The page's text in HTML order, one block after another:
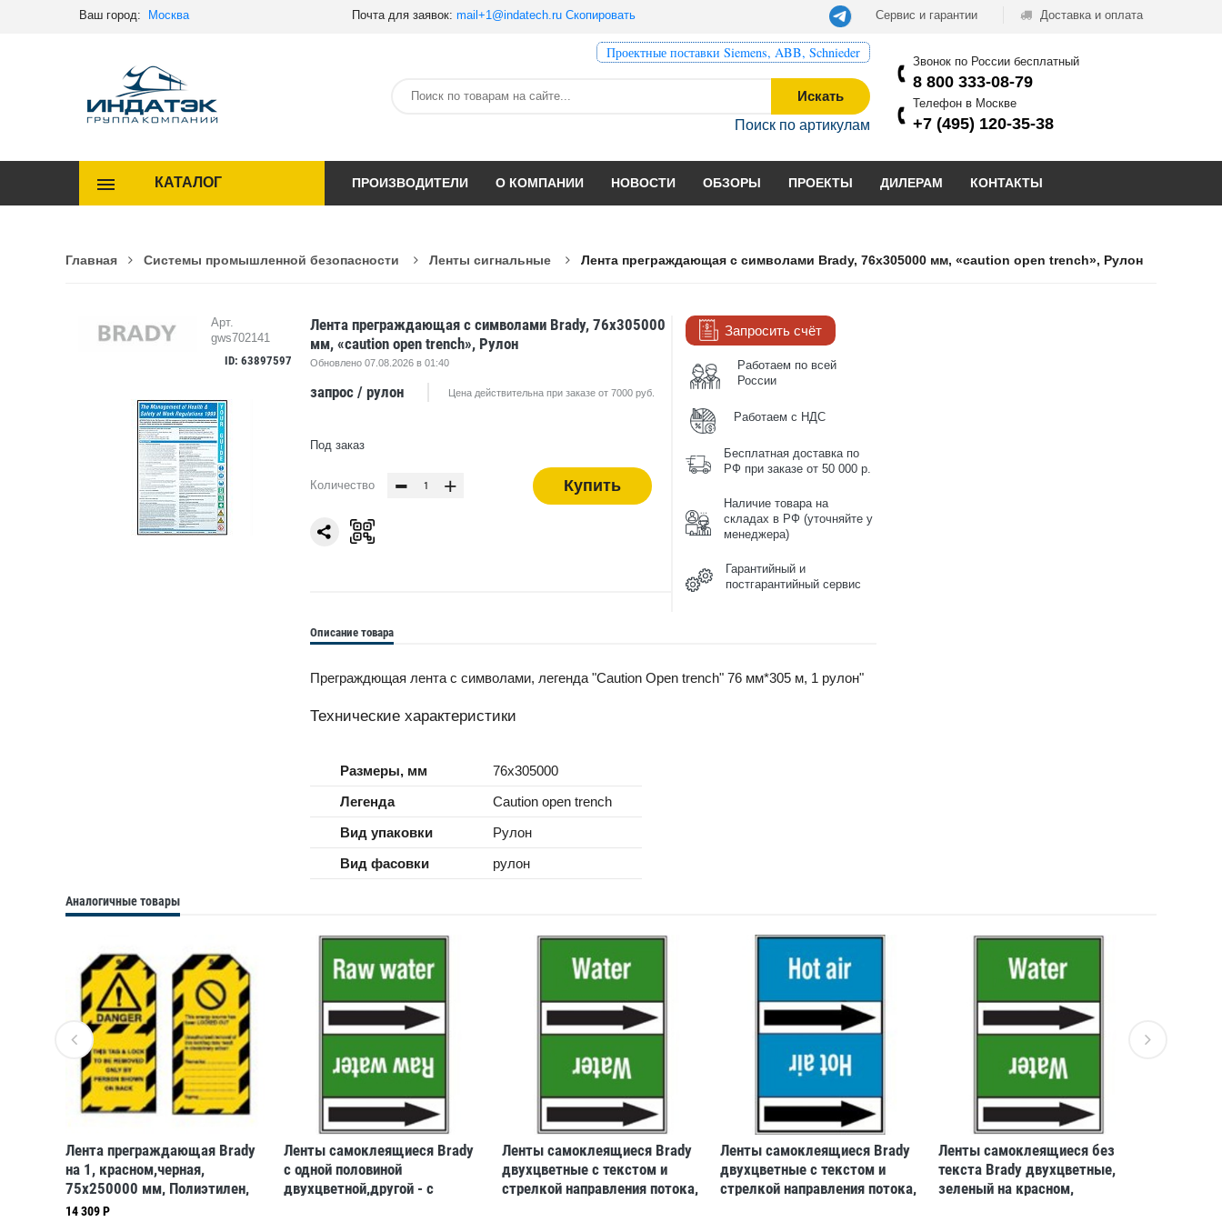
Ваш город: Москва Почта для заявок: mail+1@indatech.ru Скопировать Сервис и гарантии Доставка и оплата
Проектные поставки Siemens, ABB, Schnieder
Искать
Поиск по артикулам
Звонок по России бесплатный
8 800 333-08-79
Телефон в Москве
+7 (495) 120-35-38
КАТАЛОГ ПРОИЗВОДИТЕЛИ О КОМПАНИИ НОВОСТИ ОБЗОРЫ ПРОЕКТЫ ДИЛЕРАМ КОНТАКТЫ
Главная Системы промышленной безопасности Ленты сигнальные Лента преграждающая с символами Brady, 76x305000 мм, «caution open trench», Рулон
Арт.
gws702141
ID: 63897597
Лента преграждающая с символами Brady, 76x305000
мм, «caution open trench», Рулон
Обновлено 07.08.2026 в 01:40
запрос/ рулон Цена действительна при заказе от 7000 руб.
Под заказ
Количество - + Купить
Запросить счёт
Работаем по всей
России
Работаем с НДС
Бесплатная доставка по
РФ при заказе от 50 000 р.
Наличие товара на
складах в РФ (уточняйте у
менеджера)
Гарантийный и
постгарантийный сервис
Описание товара
Преграждющая лента с символами, легенда "Caution Open trench" 76 мм*305 м, 1 рулон"
Технические характеристики
Размеры, мм
76x305000
Легенда
Caution open trench
Вид упаковки
Рулон
Вид фасовки
рулон
Аналогичные товары
Лента преграждающая Brady
на 1, красном,черная,
75x250000 мм, Полиэтилен,
«danger», Рулон
14 309 Р
Ленты самоклеящиеся Brady
с одной половиной
двухцветной,другой - с
Ленты самоклеящиеся Brady
двухцветные с текстом и
стрелкой направления потока,
Ленты самоклеящиеся Brady
двухцветные с текстом и
стрелкой направления потока,
Ленты самоклеящиеся без
текста Brady двухцветные,
зеленый на красном,